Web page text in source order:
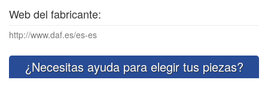
Web del fabricante:
http://www.daf.es/es-es
¿Necesitas ayuda para elegir tus piezas?